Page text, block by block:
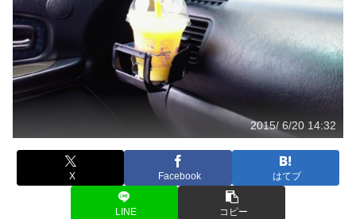
2015/ 6/20 14:32
X Facebook はてブ
LINE コピー